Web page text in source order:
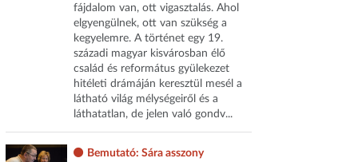
fájdalom van, ott vigasztalás. Ahol
elgyengülnek, ott van szükség a
kegyelemre. A történet egy 19.
századi magyar kisvárosban élő
család és református gyülekezet
hitéleti drámáján keresztül mesél a
látható világ mélységeiről és a
láthatatlan, de jelen való gondv...
Bemutató: Sára asszony